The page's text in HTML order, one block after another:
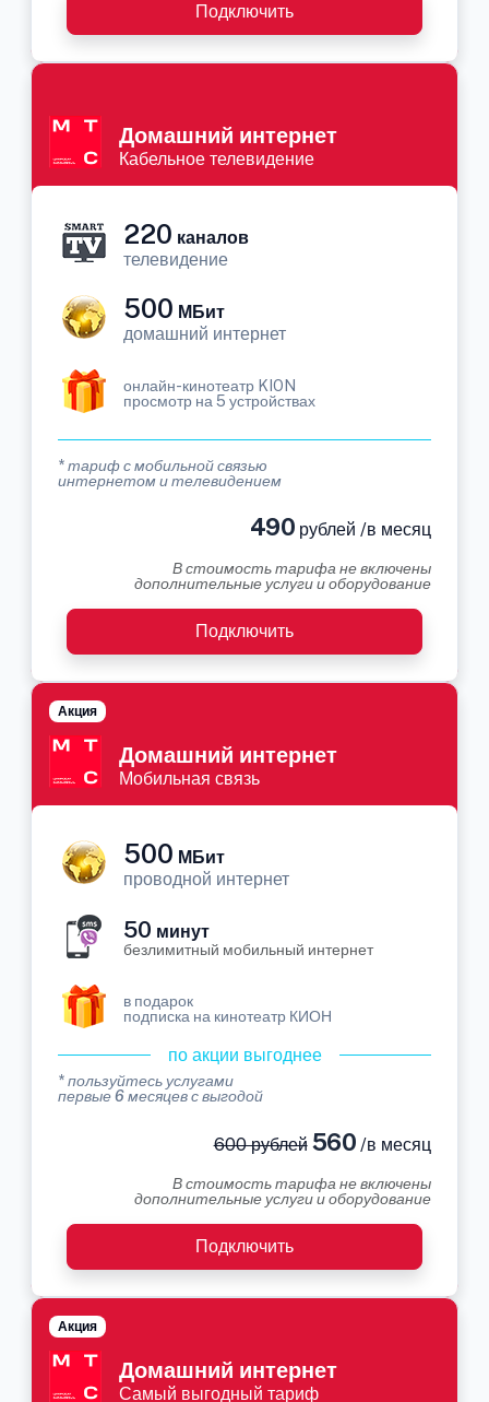
Подключить
Домашний интернет
Кабельное телевидение
220 каналов
телевидение
500 МБит
домашний интернет
онлайн-кинотеатр KION
просмотр на 5 устройствах
* тариф с мобильной связью
интернетом и телевидением
490 рублей /в месяц
В стоимость тарифа не включены
дополнительные услуги и оборудование
Подключить
Домашний интернет
Мобильная связь
Акция
500 МБит
проводной интернет
50 минут
безлимитный мобильный интернет
в подарок
подписка на кинотеатр КИОН
по акции выгоднее
* пользуйтесь услугами
первые 6 месяцев с выгодой
600 рублей560 /в месяц
В стоимость тарифа не включены
дополнительные услуги и оборудование
Подключить
Домашний интернет
Самый выгодный тариф
Акция